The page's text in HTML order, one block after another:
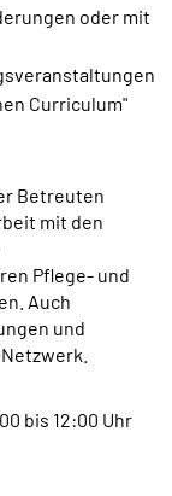
oder mit
Curriculum"
Betreuten
mit den
Pflege- und
Auch
und
bis 12:00 Uhr
Barrow